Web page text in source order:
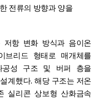
전류의 방향과 양을
항 변화 방식과 음이온
리드 형태로 매개체를
공성 구조 및 버퍼 층을
계했다.해당 구조는 저온
실리콘 상보형 산화금속